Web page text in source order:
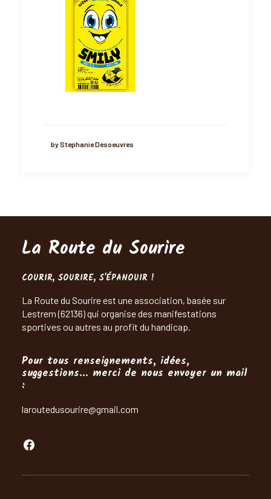
by Stephanie Desoeuvres
La Route du Sourire
COURIR, SOURIRE, S'ÉPANOUIR !
La Route du Sourire est une association, basée sur
Lestrem (62136) qui organise des manifestations
sportives ou autres au profit du handicap.
Pour tous renseignements, idées,
suggestions... merci de nous envoyer un mail
:
laroutedusourire@gmail.com